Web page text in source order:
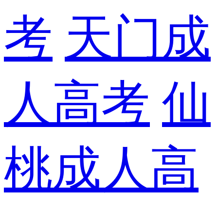
考 天门成
人高考 仙
桃成人高